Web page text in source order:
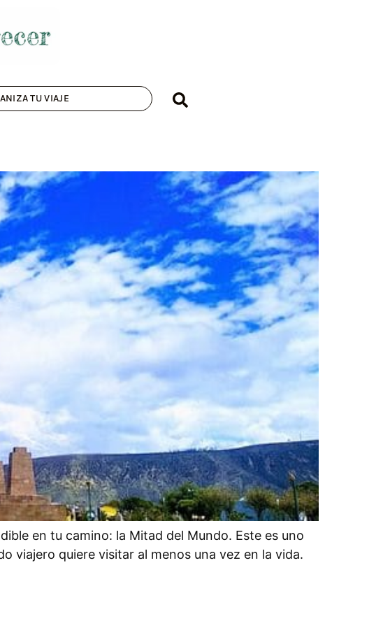
TU VIAJE
en tu camino: la Mitad del Mundo. Este es uno
viajero quiere visitar al menos una vez en la vida.